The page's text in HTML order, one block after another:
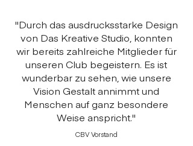
"Durch das ausdrucksstarke Design
von Das Kreative Studio, konnten
wir bereits zahlreiche Mitglieder für
unseren Club begeistern. Es ist
wunderbar zu sehen, wie unsere
Vision Gestalt annimmt und
Menschen auf ganz besondere
Weise anspricht."
CBV Vorstand